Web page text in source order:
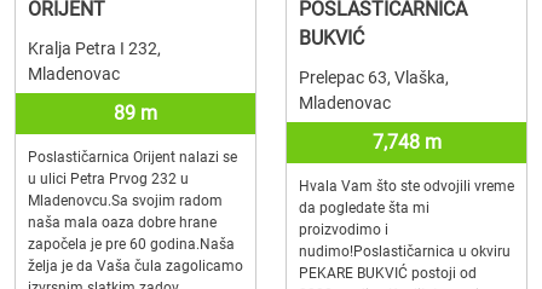
ORIJENT
Kralja Petra I 232,
Mladenovac
89 m
Poslastičarnica Orijent nalazi se
u ulici Petra Prvog 232 u
Mladenovcu.Sa svojim radom
naša mala oaza dobre hrane
započela je pre 60 godina.Naša
želja je da Vaša čula zagolicamo
POSLASTIČARNICA
BUKVIĆ
Prelepac 63, Vlaška,
Mladenovac
7,748 m
Hvala Vam što ste odvojili vreme
da pogledate šta mi
proizvodimo i
nudimo!Poslastičarnica u okviru
PEKARE BUKVIĆ postoji od